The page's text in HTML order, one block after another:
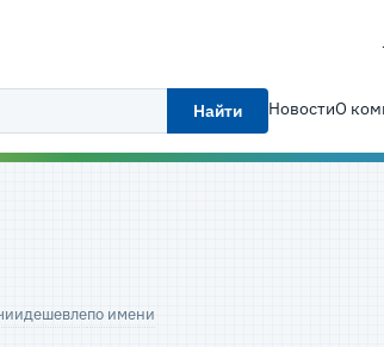
Найти НовостиО
дешевлепо имени